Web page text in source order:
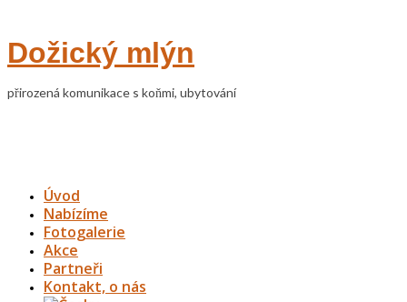
Dožický mlýn
přirozená komunikace s koňmi, ubytování
Úvod
Nabízíme
Fotogalerie
Akce
Partneři
Kontakt, o nás